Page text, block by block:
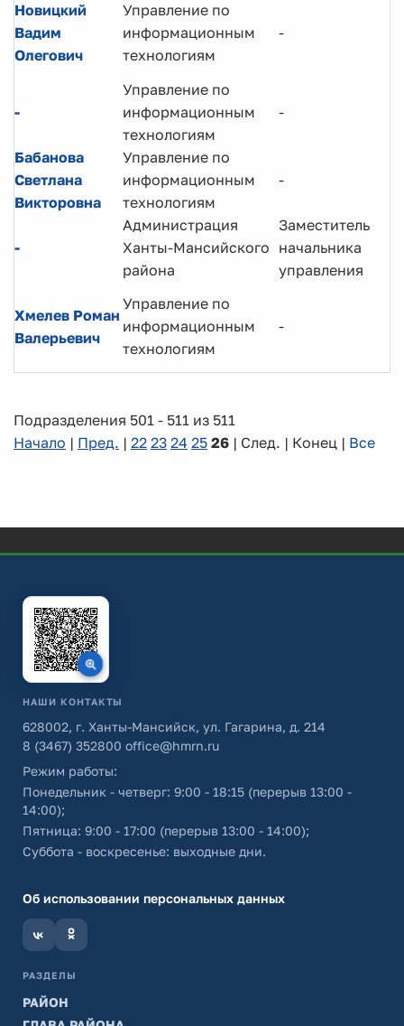
Новицкий
Вадим
Олегович
Управление по
информационным
технологиям
-
-
Управление по
информационным
технологиям
-
Бабанова
Светлана
Викторовна
Управление по
информационным
технологиям
-
-
Администрация
Ханты-Мансийского
района
Заместитель
начальника
управления
Хмелев Роман
Валерьевич
Управление по
информационным
технологиям
-
Подразделения 501 - 511 из 511
Начало | Пред. | 22 23 24 25 26 | След. | Конец | Все
НАШИ КОНТАКТЫ
628002, г. Ханты-Мансийск, ул. Гагарина, д. 214
8 (3467) 352800 office@hmrn.ru
Режим работы:
Понедельник - четверг: 9:00 - 18:15 (перерыв 13:00 -
14:00);
Пятница: 9:00 - 17:00 (перерыв 13:00 - 14:00);
Суббота - воскресенье: выходные дни.
Об использовании персональных данных
РАЗДЕЛЫ
РАЙОН